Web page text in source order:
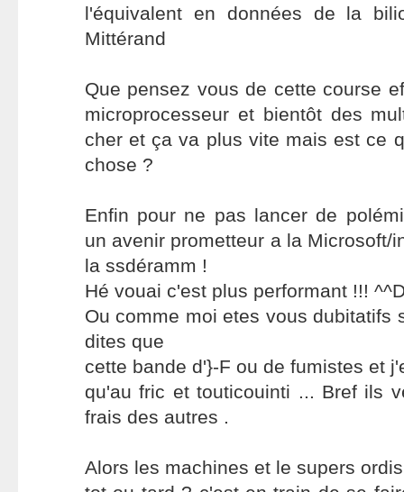
l'équivalent en données de la
Mittérand
Que pensez vous de cette course
microprocesseur et bientôt des
cher et ça va plus vite mais est ce
chose ?
Enfin pour ne pas lancer de
un avenir prometteur a la Microsoft/
la ssdéramm !
Hé vouai c'est plus performant !!!
Ou comme moi etes vous dubitatifs
dites que
cette bande d'}-F ou de fumistes et
qu'au fric et touticouinti ... Bref ils
frais des autres .
Alors les machines et le supers